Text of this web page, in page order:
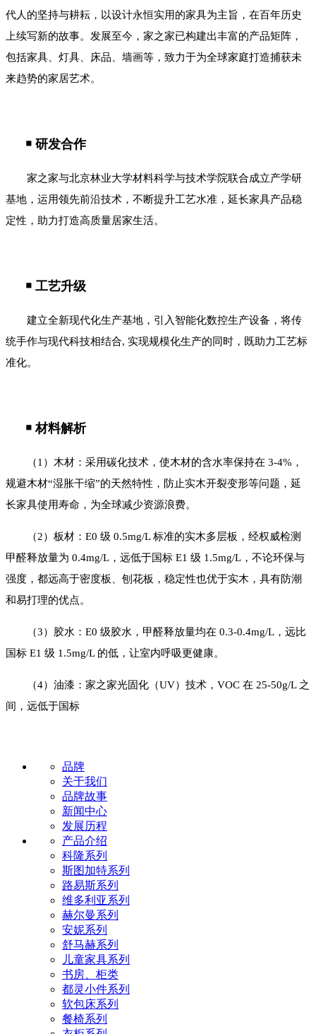
代人的坚持与耕耘，以设计永恒实用的家具为主旨，在百年历史
上续写新的故事。发展至今，家之家已构建出丰富的产品矩阵，
包括家具、灯具、床品、墙画等，致力于为全球家庭打造捕获未
来趋势的家居艺术。
￭ 研发合作
家之家与北京林业大学材料科学与技术学院联合成立产学研
基地，运用领先前沿技术，不断提升工艺水准，延长家具产品稳
定性，助力打造高质量居家生活。
￭ 工艺升级
建立全新现代化生产基地，引入智能化数控生产设备，将传
统手作与现代科技相结合, 实现规模化生产的同时，既助力工艺标
准化。
￭ 材料解析
（1）木材：采用碳化技术，使木材的含水率保持在 3-4%，
规避木材“湿胀干缩”的天然特性，防止实木开裂变形等问题，延
长家具使用寿命，为全球减少资源浪费。
（2）板材：E0 级 0.5mg/L 标准的实木多层板，经权威检测
甲醛释放量为 0.4mg/L，远低于国标 E1 级 1.5mg/L，不论环保与
强度，都远高于密度板、刨花板，稳定性也优于实木，具有防潮
和易打理的优点。
（3）胶水：E0 级胶水，甲醛释放量均在 0.3-0.4mg/L，远比
国标 E1 级 1.5mg/L 的低，让室内呼吸更健康。
（4）油漆：家之家光固化（UV）技术，VOC 在 25-50g/L 之
间，远低于国标
品牌
关于我们
品牌故事
新闻中心
发展历程
产品介绍
科隆系列
斯图加特系列
路易斯系列
维多利亚系列
赫尔曼系列
安妮系列
舒马赫系列
儿童家具系列
书房、柜类
都灵小件系列
软包床系列
餐椅系列